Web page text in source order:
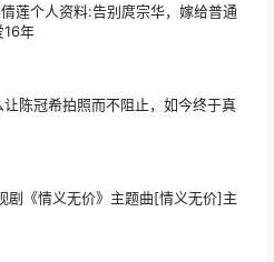
莲个人资料:告别庹宗华，嫁给普通
16年
让陈冠希拍照而不阻止，如今终于真
剧《情义无价》主题曲[情义无价]主